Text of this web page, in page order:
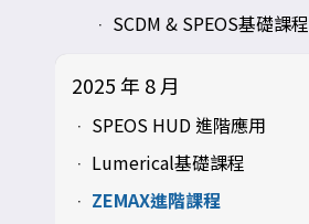
SCDM & SPEOS基礎課程
2025 年 8 月
SPEOS HUD 進階應用
Lumerical基礎課程
ZEMAX進階課程